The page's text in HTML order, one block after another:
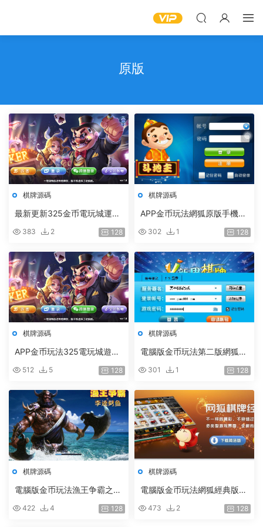
原版
棋牌源碼
最新更新325金币電玩城運營
台原版（含搭建視頻教程）
383 2 128
棋牌源碼
APP金币玩法網狐原版手機鬥
302 1 128
棋牌源碼
APP金币玩法325電玩城遊戲
512 5 128
棋牌源碼
電腦版金币玩法第二版網狐原
本）
301 1 128
棋牌源碼
電腦版金币玩法漁王争霸之
422 4 128
棋牌源碼
電腦版金币玩法網狐經典版6
473 2 128